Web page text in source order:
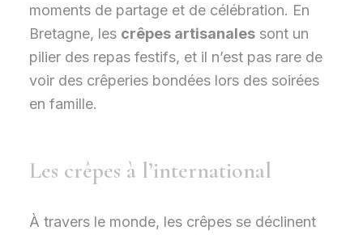
moments de partage et de célébration. En
Bretagne, les crêpes artisanalessont un
pilier des repas festifs, et il n’est pas rare de
voir des crêperies bondées lors des soirées
en famille.
Les crêpes à l’international
À travers le monde, les crêpes se déclinent